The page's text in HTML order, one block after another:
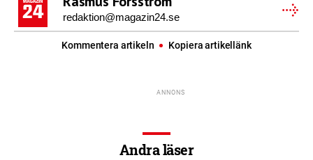
redaktion@magazin24.se
Kommentera artikeln Kopiera artikellänk
Andra läser